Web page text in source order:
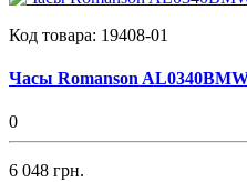
Код товара: 19408-01
Часы Romanson
0
6 048 грн.